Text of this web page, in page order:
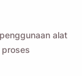
alat